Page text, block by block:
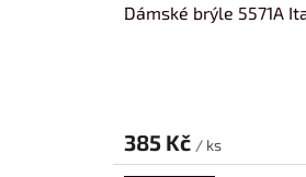
Dámské brýle 5571A
385 Kč / ks